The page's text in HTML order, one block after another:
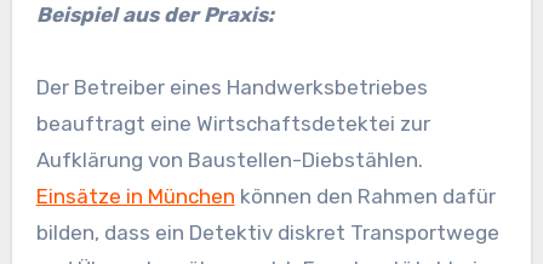
Beispiel aus der Praxis:
Der Betreiber eines Handwerksbetriebes
beauftragt eine Wirtschaftsdetektei zur
Aufklärung von Baustellen-Diebstählen.
Einsätze in München können den Rahmen dafür
bilden, dass ein Detektiv diskret Transportwege